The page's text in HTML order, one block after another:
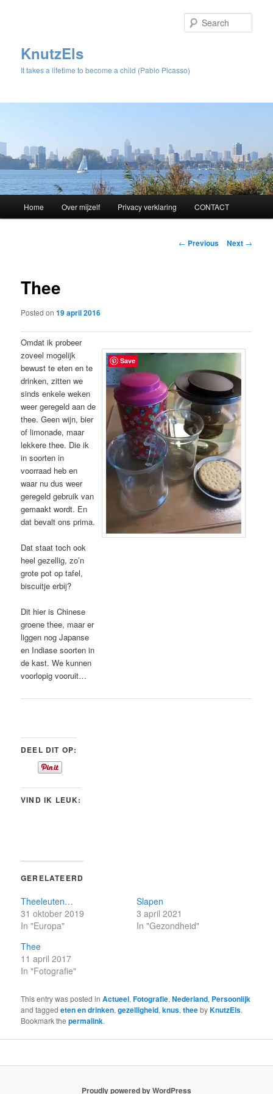
KnutzEls
It takes a lifetime to become a child (Pablo Picasso)
Skip
content
Home Over mijzelf Privacy verklaring CONTACT
Post
← Previous Next →
Thee
Posted on19 april 2016
Omdat ik probeer
zoveel mogelijk
bewust te eten en te
drinken, zitten we
sinds enkele weken
weer geregeld aan de
thee. Geen wijn, bier
of limonade, maar
lekkere thee. Die ik
in soorten in
voorraad heb en
waar nu dus weer
geregeld gebruik van
gemaakt wordt. En
dat bevalt ons prima.
Dat staat toch ook
heel gezellig, zo’n
grote pot op tafel,
biscuitje erbij?
Dit hier is Chinese
groene thee, maar er
liggen nog Japanse
en Indiase soorten in
de kast. We kunnen
voorlopig vooruit…
DEEL DIT OP:
VIND IK LEUK:
GERELATEERD
Theeleuten…
31 oktober 2019
In "Europa"
Slapen
3 april 2021
In "Gezondheid"
Thee
11 april 2017
In "Fotografie"
This entry was posted inActueel,Fotografie,Nederland, Persoonlijk
and taggedeten en drinken,gezelligheid,knus,theebyKnutzEls.
Bookmark thepermalink.
Proudly powered by WordPress
Save